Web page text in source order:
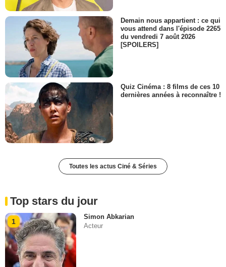
Demain nous appartient : ce qui
vous attend dans l'épisode 2265
du vendredi 7 août 2026
[SPOILERS]
Quiz Cinéma : 8 films de ces 10
dernières années à reconnaître !
Toutes les actus Ciné & Séries
Top stars du jour
1
Simon Abkarian
Acteur